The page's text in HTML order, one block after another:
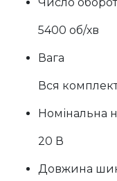
5400 об/хв
Вага
Вся
Номінальна
20 В
Довжина